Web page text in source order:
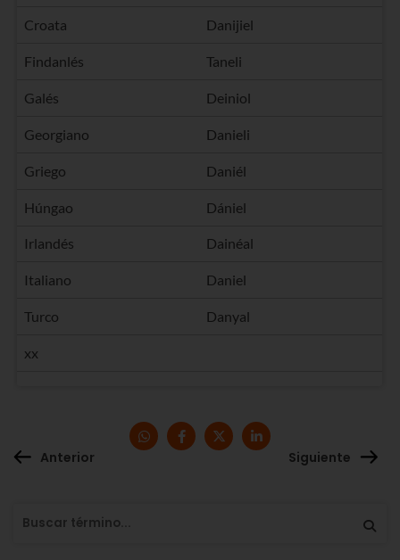
Croata Danijiel
Findanlés Taneli
Galés Deiniol
Georgiano Danieli
Griego Daniél
Húngao Dániel
Irlandés Dainéal
Italiano Daniel
Turco Danyal
xx
Anterior Siguiente